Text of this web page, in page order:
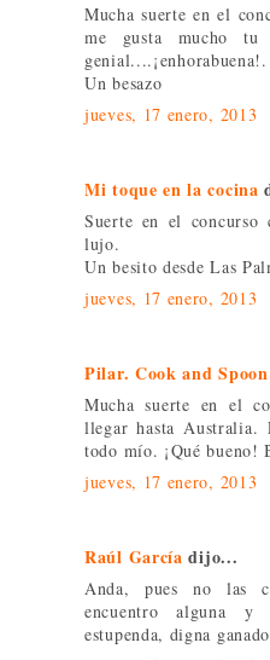
Mucha suerte en el
me gusta mucho tu
genial....¡enhorabuena!.
Un besazo
jueves, 17 enero, 2013
Mi toque en la cocina
Suerte en el concurso
lujo.
Un besito desde Las
jueves, 17 enero, 2013
Pilar. Cook and Spoon
Mucha suerte en el
llegar hasta
todo mío. ¡Qué bueno!
jueves, 17 enero, 2013
Raúl García dijo...
Anda, pues no las
encuentro alguna y
estupenda, digna